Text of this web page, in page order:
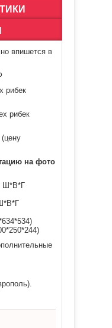
впишется в
рибек
рибек
на фото
Ш*В*Г